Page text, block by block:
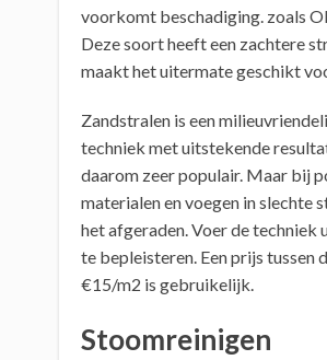
voorkomt beschadiging. zoals
Deze soort heeft een zachtere
maakt het uitermate geschikt
Zandstralen is een
techniek met uitstekende
daarom zeer populair. Maar bij
materialen en voegen in slechte
het afgeraden. Voer de techniek
te bepleisteren. Een prijs tussen
€15/m2 is gebruikelijk.
Stoomreinigen